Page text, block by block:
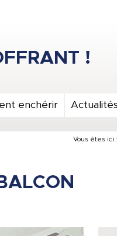
enchérir Actualités
Vous êtes ici :